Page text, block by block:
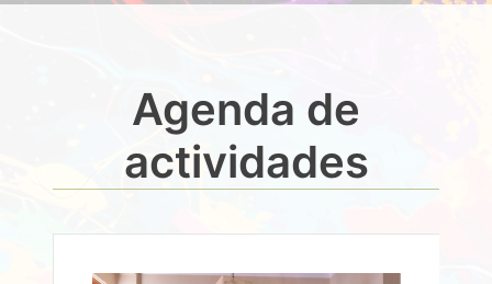
Agenda de
actividades